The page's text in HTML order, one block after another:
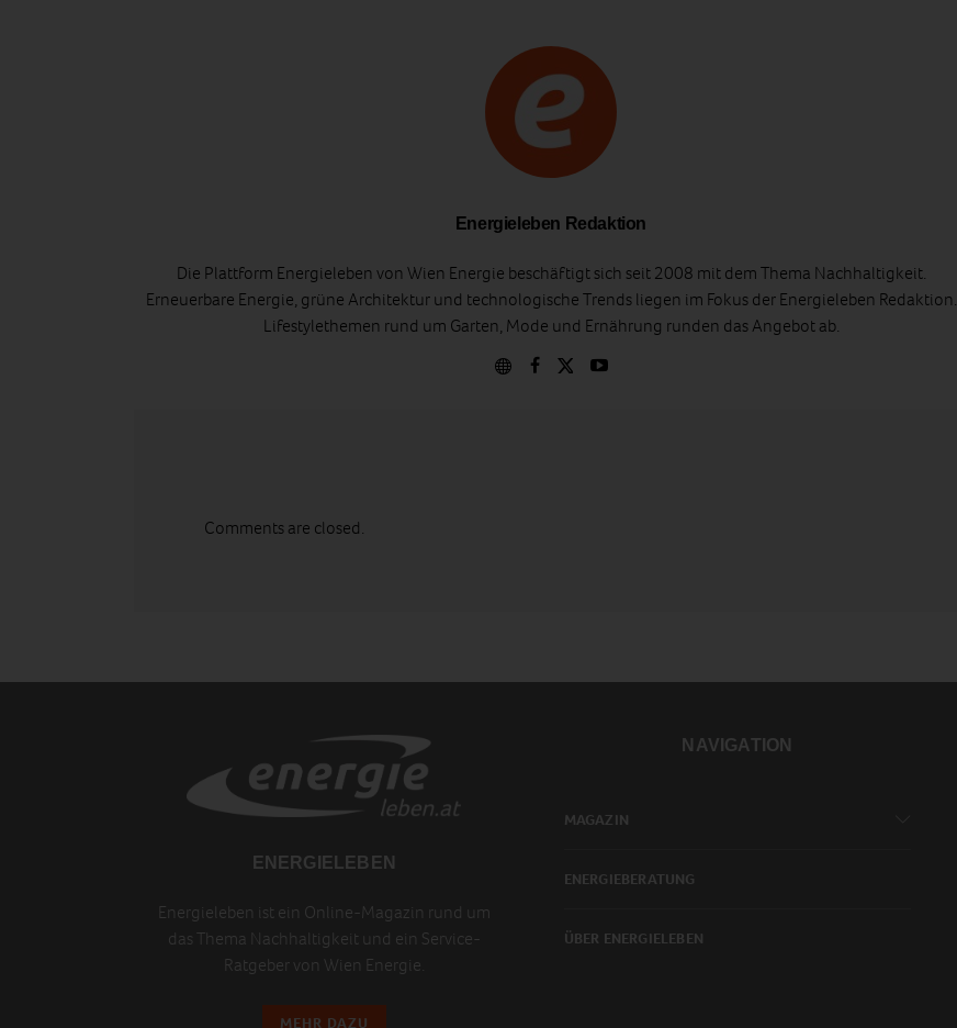
Energieleben Redaktion
Die Plattform Energieleben von Wien Energie beschäftigt sich seit 2008 mit dem Thema Nachhaltigkeit.
Erneuerbare Energie, grüne Architektur und technologische Trends liegen im Fokus der Energieleben Redaktion.
Lifestylethemen rund um Garten, Mode und Ernährung runden das Angebot ab.
Comments are closed.
ENERGIELEBEN
Energieleben ist ein Online-Magazin rund um
das Thema Nachhaltigkeit und ein Service-
Ratgeber von Wien Energie.
MEHR DAZU
NAVIGATION
MAGAZIN
ENERGIEBERATUNG
ÜBER ENERGIELEBEN